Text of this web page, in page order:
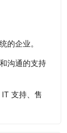
的企业。
沟通的支持
支持、售